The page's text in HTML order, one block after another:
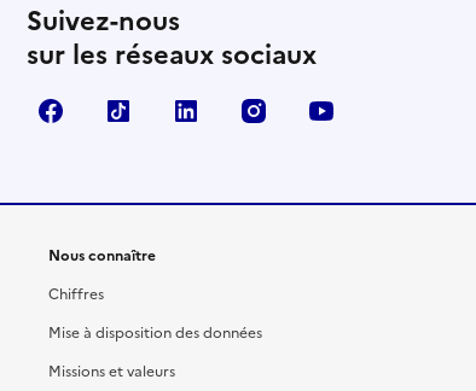
Suivez-nous
sur les réseaux sociaux
FacebookTikTok LinkedIn Instagram
Nous connaître
Chiffres
Mise à disposition des données
Missions et valeurs